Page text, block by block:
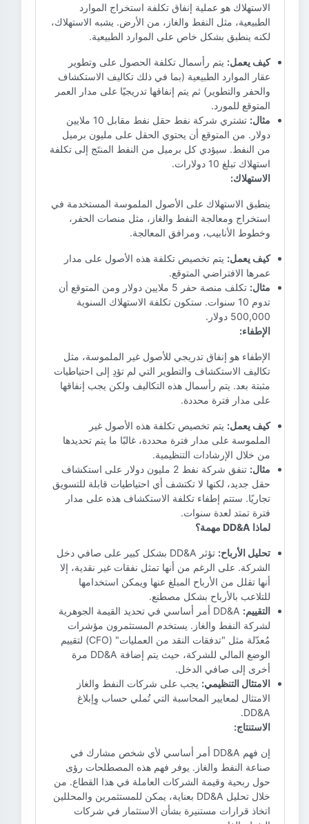
الاستهلاك هو عملية إنفاق تكلفة استخراج الموارد
الطبيعية، مثل النفط والغاز، من الأرض. يشبه الاستهلاك،
لكنه ينطبق بشكل خاص على الموارد الطبيعية.
كيف يعمل: يتم رأسمال تكلفة الحصول على وتطوير
عقار الموارد الطبيعية (بما في ذلك تكاليف الاستكشاف
والحفر والتطوير) ثم يتم إنفاقها تدريجيًا على مدار العمر
المتوقع للمورد.
مثال:
تشتري شركة نفط حقل نفط مقابل 10 ملايين
دولار. من المتوقع أن يحتوي الحقل على مليون برميل
من النفط. سيؤدي كل برميل من النفط المنتَج إلى تكلفة
استهلاك تبلغ 10 دولارات.
الاستهلاك:
ينطبق الاستهلاك على الأصول الملموسة المستخدمة في
استخراج ومعالجة النفط والغاز، مثل منصات الحفر،
وخطوط الأنابيب، ومرافق المعالجة.
كيف يعمل: يتم تخصيص تكلفة هذه الأصول على مدار
عمرها الافتراضي المتوقع.
مثال:
تكلف منصة حفر 5 ملايين دولار ومن المتوقع أن
تدوم 10 سنوات. ستكون تكلفة الاستهلاك السنوية
500,000 دولار.
الإطفاء:
الإطفاء هو إنفاق تدريجي للأصول غير الملموسة، مثل
تكاليف الاستكشاف والتطوير التي لم تؤدِ إلى احتياطيات
مثبتة بعد. يتم رأسمال هذه التكاليف ولكن يجب إنفاقها
على مدار فترة محددة.
كيف يعمل: يتم تخصيص تكلفة هذه الأصول غير
الملموسة على مدار فترة محددة، غالبًا ما يتم تحديدها
من خلال الإرشادات التنظيمية.
مثال:
تنفق شركة نفط 2 مليون دولار على استكشاف
حقل جديد، لكنها لا تكتشف أي احتياطيات قابلة للتسويق
تجاريًا. ستتم إطفاء تكلفة الاستكشاف هذه على مدار
فترة تمتد لعدة سنوات.
لماذا DD&A مهمة؟
تحليل الأرباح:
تؤثر DD&A بشكل كبير على صافي دخل
الشركة. على الرغم من أنها تمثل نفقات غير نقدية، إلا
أنها تقلل من الأرباح المبلغ عنها ويمكن استخدامها
للتلاعب بالأرباح بشكل مصطنع.
التقييم:
DD&A أمر أساسي في تحديد القيمة الجوهرية
لشركة النفط والغاز. يستخدم المستثمرون مؤشرات
مُعدّلة مثل "تدفقات النقد من العمليات" (CFO) لتقييم
الوضع المالي للشركة، حيث يتم إضافة DD&A مرة
أخرى إلى صافي الدخل.
الامتثال التنظيمي: يجب على شركات النفط والغاز
الامتثال لمعايير المحاسبة التي تُملي حساب وِإبلاغ
DD&A.
الاستنتاج:
إن فهم DD&A أمر أساسي لأي شخص مشارك في
صناعة النفط والغاز. يوفر فهم هذه المصطلحات رؤى
حول ربحية وقيمة الشركات العاملة في هذا القطاع. من
خلال تحليل DD&A بعناية، يمكن للمستثمرين والمحللين
اتخاذ قرارات مستنيرة بشأن الاستثمار في شركات